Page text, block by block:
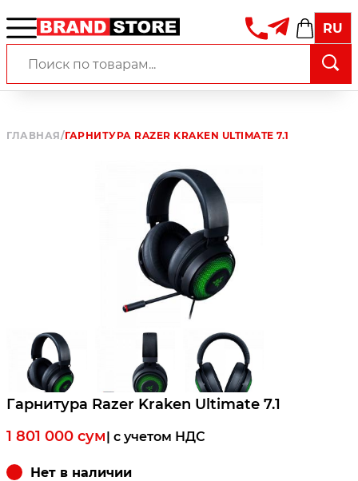
RU
ГЛАВНАЯ/ГАРНИТУРА RAZER KRAKEN ULTIMATE 7.1
Гарнитура Razer Kraken Ultimate 7.1
1 801 000 сум| c учетом НДС
Нет в наличии